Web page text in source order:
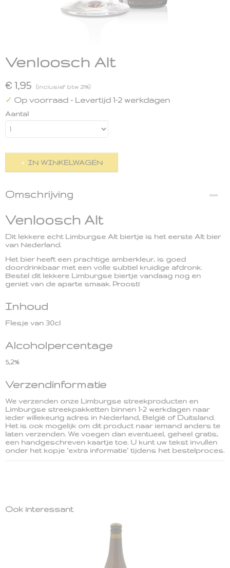
Venloosch Alt
€ 1,95 (inclusief btw 21%)
✓ Op voorraad - Levertijd 1-2 werkdagen
Aantal
IN WINKELWAGEN
Omschrijving
Venloosch Alt
Dit lekkere echt Limburgse Alt biertje is het eerste Alt bier
van Nederland.
Het bier heeft een prachtige amberkleur, is goed
doordrinkbaar met een volle subtiel kruidige afdronk.
Bestel dit lekkere Limburgse biertje vandaag nog en
geniet van de aparte smaak. Proost!
Inhoud
Flesje van 30cl
Alcoholpercentage
5,2%
Verzendinformatie
We verzenden onze Limburgse streekproducten en
Limburgse streekpakketten binnen 1-2 werkdagen naar
ieder willekeurig adres in Nederland, België of Duitsland.
Het is ook mogelijk om dit product naar iemand anders te
laten verzenden. We voegen dan eventueel, geheel gratis,
een handgeschreven kaartje toe. U kunt uw tekst invullen
onder het kopje 'extra informatie' tijdens het bestelproces.
Ook interessant